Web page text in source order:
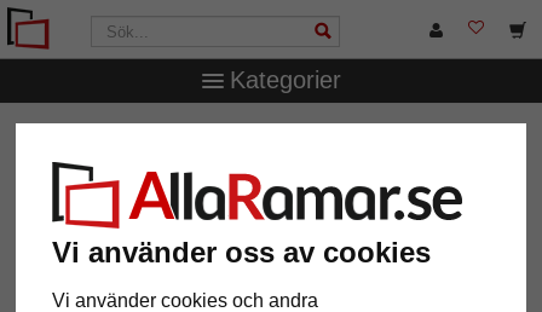
Vi använder oss av cookies
Vi använder cookies och andra
Kategorier
Träram Ines